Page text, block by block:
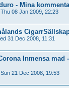
- Mina
Thu 08 Jan 2009, 22:23
31 Dec 2008, 11:31
Inmensa mad
Sun 21 Dec 2008, 19:53